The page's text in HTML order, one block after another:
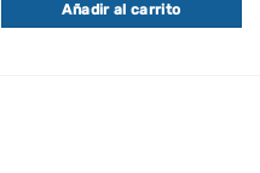
Añadir al carrito